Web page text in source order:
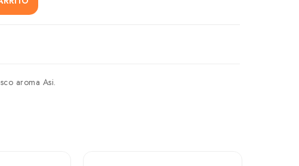
aroma Asi.